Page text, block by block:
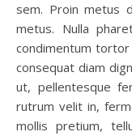
sem. Proin metus
metus. Nulla
condimentum tortor
consequat diam
ut, pellentesque
rutrum velit in,
mollis pretium,